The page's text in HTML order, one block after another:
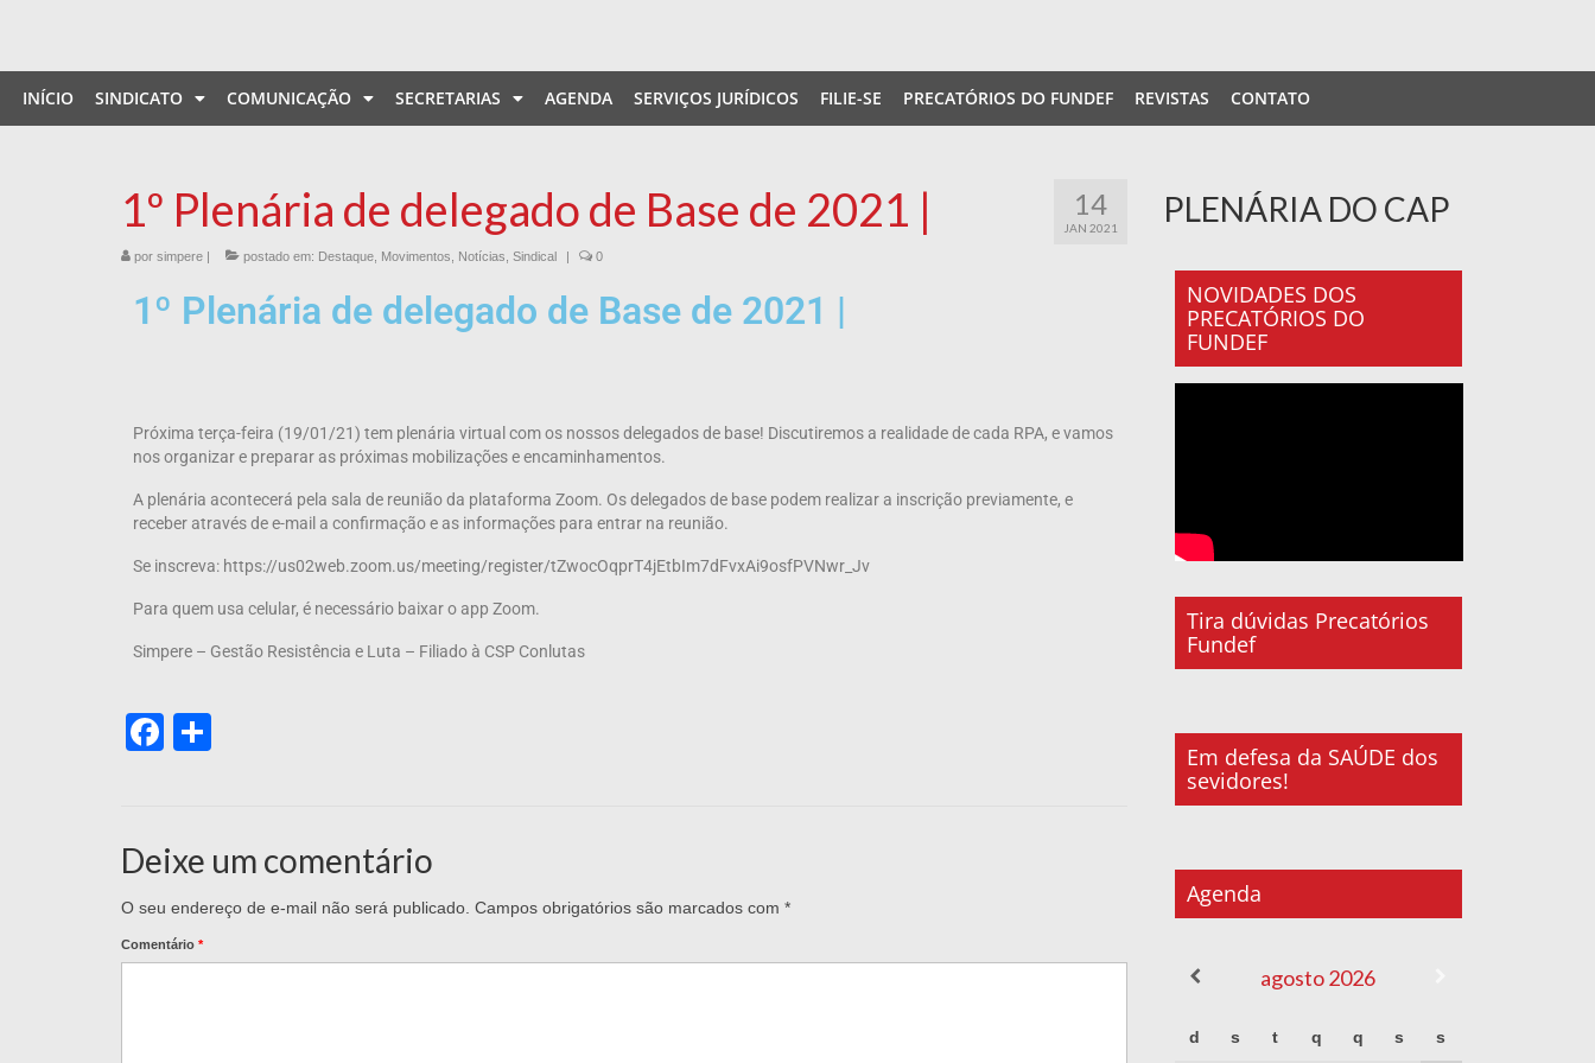
INÍCIO SINDICATO COMUNICAÇÃO SECRETARIAS AGENDA SERVIÇOS JURÍDICOS FILIE-SE PRECATÓRIOS DO FUNDEF REVISTAS CONTATO
14
JAN 2021
1º Plenária de delegado de Base de 2021 |
por simpere | postado em: Destaque Movimentos Notícias Sindical | 0
1º Plenária de delegado de Base de 2021 |
Próxima terça-feira (19/01/21) tem plenária virtual com os nossos delegados de base! Discutiremos a realidade de cada RPA, e vamos
nos organizar e preparar as próximas mobilizações e encaminhamentos.
A plenária acontecerá pela sala de reunião da plataforma Zoom. Os delegados de base podem realizar a inscrição previamente, e
receber através de e-mail a confirmação e as informações para entrar na reunião.
Se inscreva: https://us02web.zoom.us/meeting/register/tZwocOqprT4jEtbIm7dFvxAi9osfPVNwr_Jv
Para quem usa celular, é necessário baixar o app Zoom.
Simpere – Gestão Resistência e Luta – Filiado à CSP Conlutas
Facebook
Deixe um comentário
O seu endereço de e-mail não será publicado. Campos obrigatórios são marcados com *
Comentário *
PLENÁRIA DO CAP
NOVIDADES DOS
PRECATÓRIOS DO
FUNDEF
Tira dúvidas Precatórios
Fundef
Em defesa da SAÚDE dos
sevidores!
Agenda
agosto 2026
d s t q q s
s